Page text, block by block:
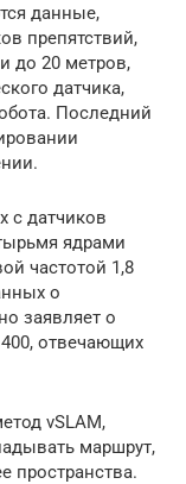
данные,
препятствий,
до 20 метров,
датчика,
Последний
с датчиков
ядрами
частотой 1,8
о
заявляет о
отвечающих
vSLAM,
маршрут,
пространства.